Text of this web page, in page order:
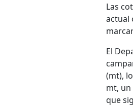
Las
actual
El
(mt),
mt, un
que